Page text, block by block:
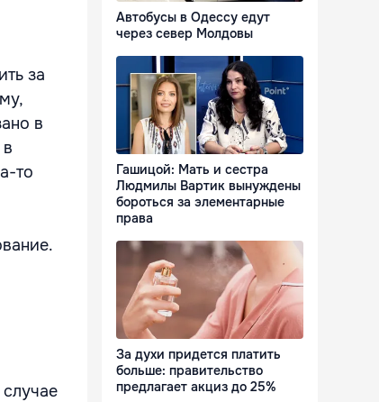
за
в
то
Автобусы в Одессу едут
через север Молдовы
Гашицой: Мать и сестра
Людмилы Вартик вынуждены
бороться за элементарные
права
За духи придется платить
больше: правительство
предлагает акциз до 25%